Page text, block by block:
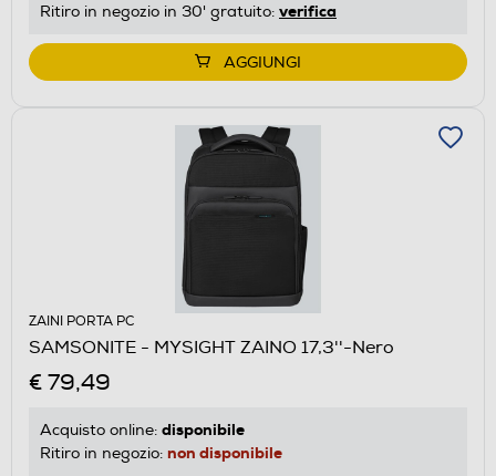
Ritiro in negozio in 30' gratuito: verifica
AGGIUNGI
ZAINI PORTA PC
SAMSONITE - MYSIGHT ZAINO 17,3''-Nero
€ 79,49
Acquisto online: disponibile
Ritiro in negozio: non disponibile